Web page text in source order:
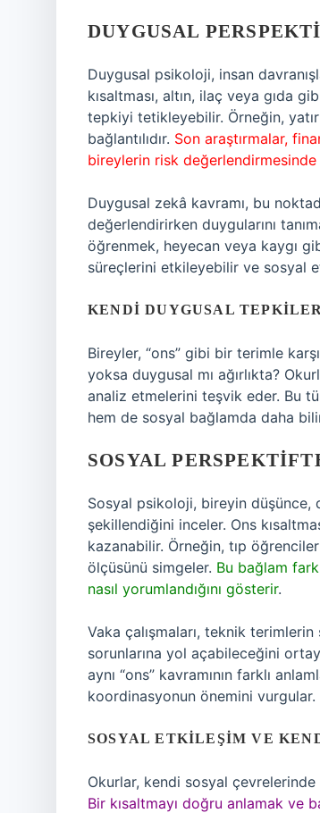
DUYGUSAL
Duygusal psikoloji, insan
kısaltması, altın, ilaç veya gıda
tepkiyi tetikleyebilir. Örneğin,
bağlantılıdır. Son araştırmalar,
bireylerin risk değerlendirmesinde
Duygusal zekâ kavramı, bu
değerlendirirken duygularını
öğrenmek, heyecan veya kaygı
süreçlerini etkileyebilir ve sosyal
KENDI DUYGUSAL
Bireyler, “ons” gibi bir terimle
yoksa duygusal mı ağırlıkta?
analiz etmelerini teşvik eder. Bu
hem de sosyal bağlamda daha
SOSYAL
Sosyal psikoloji, bireyin düşünce,
şekillendiğini inceler. Ons
kazanabilir. Örneğin, tıp
ölçüsünü simgeler. Bu bağlam
nasıl yorumlandığını gösterir.
Vaka çalışmaları, teknik terimlerin
sorunlarına yol açabileceğini
aynı “ons” kavramının farklı
koordinasyonun önemini vurgular.
SOSYAL ETKILEŞIM VE
Okurlar, kendi sosyal çevrelerinde
Bir kısaltmayı doğru anlamak ve